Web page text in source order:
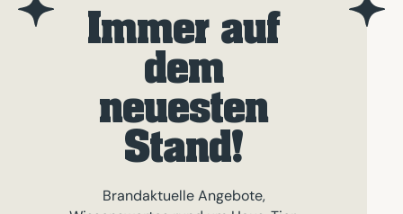
Immer auf
dem
neuesten
Stand!
Brandaktuelle Angebote,